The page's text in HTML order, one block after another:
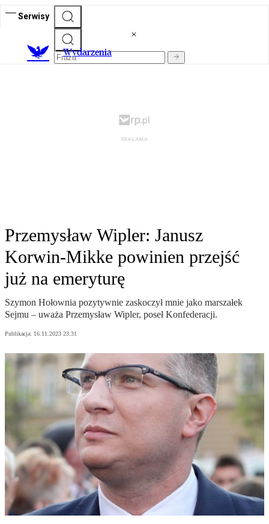
Serwisy
Wydarzenia
Przemysław Wipler: Janusz
Korwin-Mikke powinien przejść
już na emeryturę
Szymon Hołownia pozytywnie zaskoczył mnie jako marszałek
Sejmu – uważa Przemysław Wipler, poseł Konfederacji.
Publikacja: 16.11.2023 23:31